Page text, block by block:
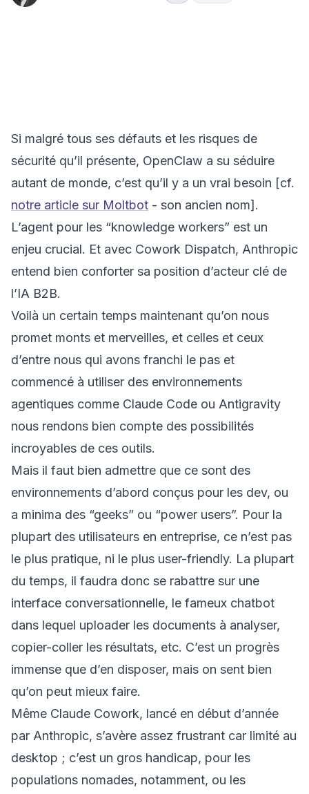
votre
Si malgré tous ses défauts et les risques de
sécurité qu’il présente, OpenClaw a su séduire
autant de monde, c’est qu’il y a un vrai besoin [cf.
notre article sur Moltbot - son ancien nom].
L’agent pour les “knowledge workers” est un
enjeu crucial. Et avec Cowork Dispatch, Anthropic
entend bien conforter sa position d’acteur clé de
l’IA B2B.
Voilà un certain temps maintenant qu’on nous
promet monts et merveilles, et celles et ceux
d’entre nous qui avons franchi le pas et
commencé à utiliser des environnements
agentiques comme Claude Code ou Antigravity
nous rendons bien compte des possibilités
incroyables de ces outils.
Mais il faut bien admettre que ce sont des
environnements d’abord conçus pour les dev, ou
a minima des “geeks” ou “power users”. Pour la
plupart des utilisateurs en entreprise, ce n’est pas
le plus pratique, ni le plus user-friendly. La plupart
du temps, il faudra donc se rabattre sur une
interface conversationnelle, le fameux chatbot
dans lequel uploader les documents à analyser,
copier-coller les résultats, etc. C’est un progrès
immense que d’en disposer, mais on sent bien
qu’on peut mieux faire.
Même Claude Cowork, lancé en début d’année
par Anthropic, s’avère assez frustrant car limité au
desktop ; c’est un gros handicap, pour les
populations nomades, notamment, ou les